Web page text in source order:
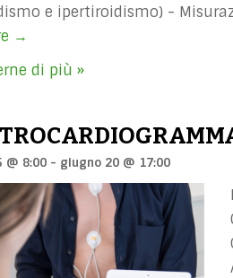
e ipertiroidismo) -
MINERALOMETRIA
OSSEA
COMPUTERIZZATA
→
di più »
@ 8:00 - giugno 20 @ 17:00